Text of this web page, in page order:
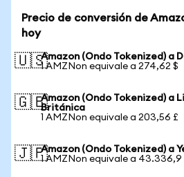
Precio de conversión de
hoy
🇺🇸Amazon (Ondo Tokenized) a
1 AMZNon equivale a 274,62 $
🇬🇧Amazon (Ondo Tokenized) a
Británica
1 AMZNon equivale a 203,56 £
🇯🇵Amazon (Ondo Tokenized) a
1 AMZNon equivale a 43.336,9